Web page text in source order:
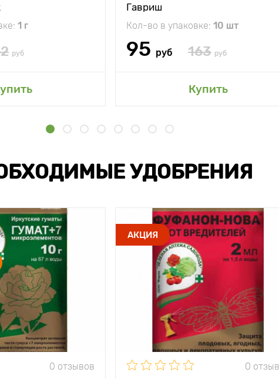
1 г
руб
Гавриш
Кол-во в упаковке: 10 шт
95 руб 163 руб
Купить
УДОБРЕНИЯ
0 отзывов
АКЦИЯ
0